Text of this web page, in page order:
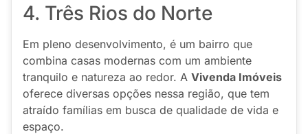
4. Três Rios do Norte
Em pleno desenvolvimento, é um bairro que
combina casas modernas com um ambiente
tranquilo e natureza ao redor. A Vivenda Imóveis
oferece diversas opções nessa região, que tem
atraído famílias em busca de qualidade de vida e
espaço.